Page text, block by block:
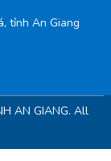
tỉnh An Giang
AN GIANG. All